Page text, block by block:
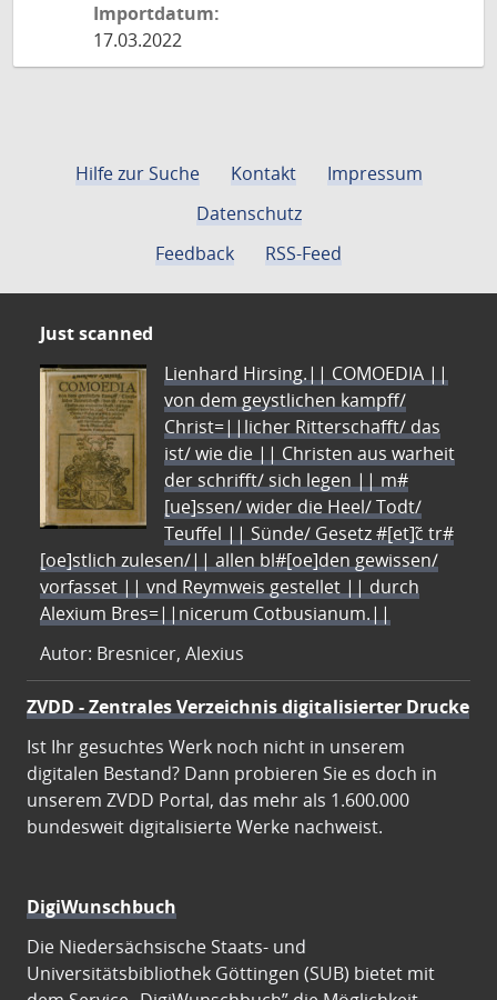
Importdatum:
17.03.2022
Hilfe zur Suche Kontakt
Impressum
Datenschutz
Feedback
RSS-Feed
Just scanned
Lienhard Hirsing.|| COMOEDIA ||
von dem geystlichen kampff/
Christ=||licher Ritterschafft/ das
ist/ wie die || Christen aus warheit
der schrifft/ sich legen || m#
[ue]ssen/ wider die Heel/ Todt/
Teuffel || Sünde/ Gesetz #[et]c̃ tr#
[oe]stlich zulesen/|| allen bl#[oe]den gewissen/
vorfasset || vnd Reymweis gestellet || durch
Alexium Bres=||nicerum Cotbusianum.||
Autor: Bresnicer, Alexius
ZVDD - Zentrales Verzeichnis digitalisierter Drucke
Ist Ihr gesuchtes Werk noch nicht in unserem
digitalen Bestand? Dann probieren Sie es doch in
unserem ZVDD Portal, das mehr als 1.600.000
bundesweit digitalisierte Werke nachweist.
DigiWunschbuch
Die Niedersächsische Staats- und
Universitätsbibliothek Göttingen (SUB) bietet mit